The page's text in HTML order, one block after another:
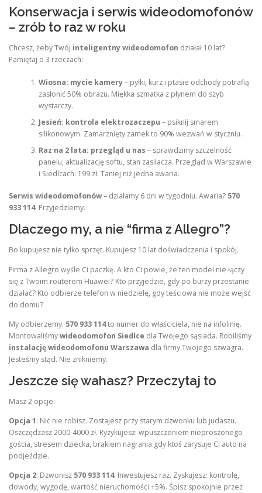
Konserwacja i serwis wideodomofonów
– zrób to raz w roku
Chcesz, żeby Twój inteligentny wideodomofon działał 10 lat?
Pamiętaj o 3 rzeczach:
Wiosna: mycie kamery– pyłki, kurz i ptasie odchody potrafią
zasłonić 50% obrazu. Miękka szmatka z płynem do szyb
wystarczy.
Jesień: kontrola elektrozaczepu – psiknij smarem
silikonowym. Zamarznięty zamek to 90% wezwań w styczniu.
Raz na 2 lata: przegląd u nas – sprawdzimy szczelność
panelu, aktualizację softu, stan zasilacza. Przegląd w Warszawie
i Siedlcach: 199 zł. Taniej niż jedna awaria.
Serwis wideodomofonów– działamy 6 dni w tygodniu. Awaria? 570
933 114. Przyjedziemy.
Dlaczego my, a nie “firma z Allegro”?
Bo kupujesz nie tylko sprzęt. Kupujesz 10 lat doświadczenia i spokój.
Firma z Allegro wyśle Ci paczkę. A kto Ci powie, że ten model nie łączy
się z Twoim routerem Huawei? Kto przyjedzie, gdy po burzy przestanie
działać? Kto odbierze telefon w niedzielę, gdy teściowa nie może wejść
do domu?
My odbierzemy. 570 933 114to numer do właściciela, nie na infolinię.
Montowaliśmywideodomofon Siedlce dla Twojego sąsiada. Robiliśmy
instalację wideodomofonu Warszawa dla firmy Twojego szwagra.
Jesteśmy stąd. Nie znikniemy.
Jeszcze się wahasz? Przeczytaj to
Masz 2 opcje:
Opcja 1: Nic nie robisz. Zostajesz przy starym dzwonku lub judaszu.
Oszczędzasz 2000-4000 zł. Ryzykujesz: wpuszczeniem nieproszonego
gościa, stresem dziecka, brakiem nagrania gdy ktoś zarysuje Ci auto na
podjeździe.
Opcja 2: Dzwonisz 570 933 114. Inwestujesz raz. Zyskujesz: kontrolę,
dowody, wygodę, wartość nieruchomości +5%. Śpisz spokojnie przez